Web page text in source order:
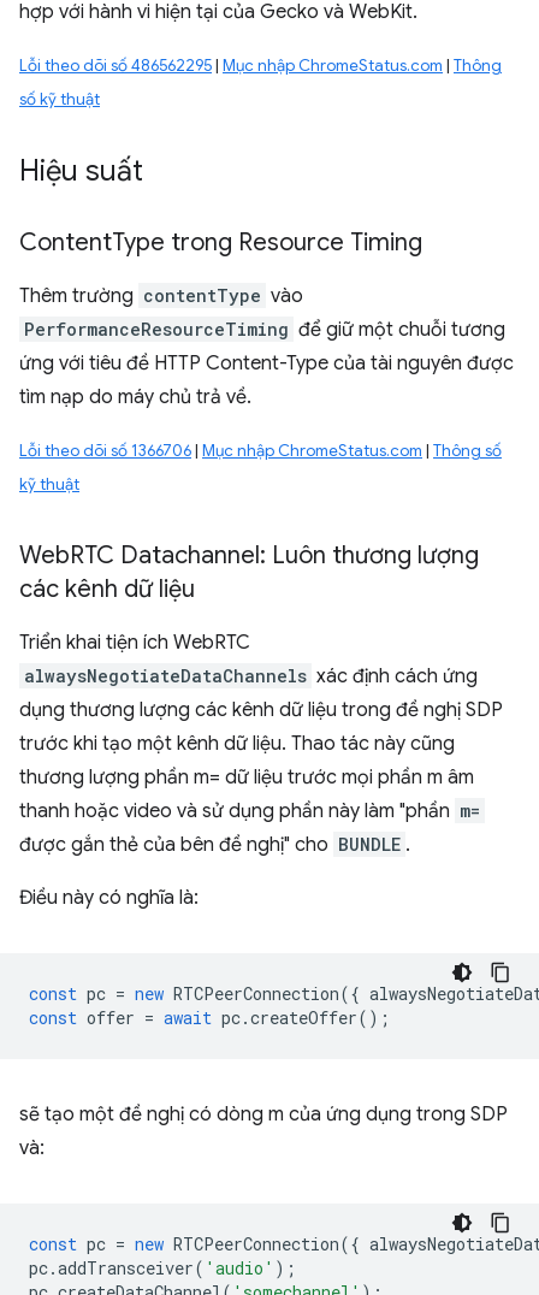
hợp với hành vi hiện tại của Gecko và WebKit.
Lỗi theo dõi số 486562295| Mục nhập ChromeStatus.com | Thông
số kỹ thuật
Hiệu suất
ContentType trong Resource Timing
Thêm trường contentType vào
PerformanceResourceTiming để giữ một chuỗi tương
ứng với tiêu đề HTTP Content-Type của tài nguyên được
tìm nạp do máy chủ trả về.
Lỗi theo dõi số 1366706| Mục nhập ChromeStatus.com | Thông số
kỹ thuật
WebRTC Datachannel: Luôn thương lượng
các kênh dữ liệu
Triển khai tiện ích WebRTC
alwaysNegotiateDataChannels xác định cách ứng
dụng thương lượng các kênh dữ liệu trong đề nghị SDP
trước khi tạo một kênh dữ liệu. Thao tác này cũng
thương lượng phần m= dữ liệu trước mọi phần m âm
thanh hoặc video và sử dụng phần này làm "phần m=
được gắn thẻ của bên đề nghị" cho BUNDLE .
Điều này có nghĩa là:
const pc = new RTCPeerConnection({
const offer = await pc.createOffer();
sẽ tạo một đề nghị có dòng m của ứng dụng trong SDP
và:
const pc = new RTCPeerConnection({
pc.addTransceiver( 'audio' );